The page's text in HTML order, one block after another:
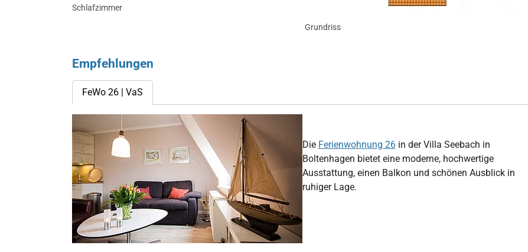
Schlafzimmer
Grundriss
Empfehlungen
FeWo 26 | VaS
Die Ferienwohnung 26in der Villa Seebach in
Boltenhagen bietet eine moderne, hochwertige
Ausstattung, einen Balkon und schönen Ausblick in
ruhiger Lage.